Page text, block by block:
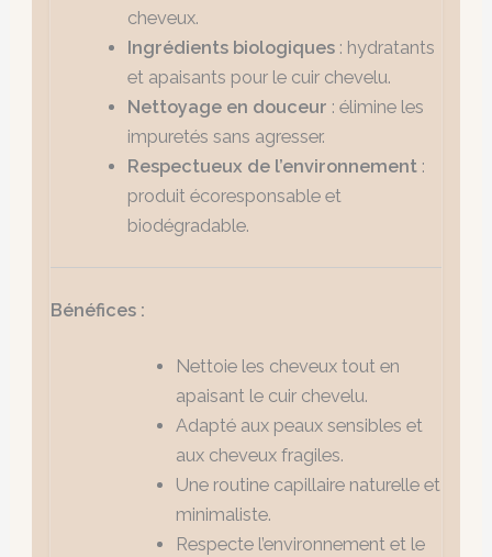
cheveux.
Ingrédients biologiques: hydratants
et apaisants pour le cuir chevelu.
Nettoyage en douceur : élimine les
impuretés sans agresser.
Respectueux de l’environnement:
produit écoresponsable et
biodégradable.
Bénéfices :
Nettoie les cheveux tout en
apaisant le cuir chevelu.
Adapté aux peaux sensibles et
aux cheveux fragiles.
Une routine capillaire naturelle et
minimaliste.
Respecte l’environnement et le